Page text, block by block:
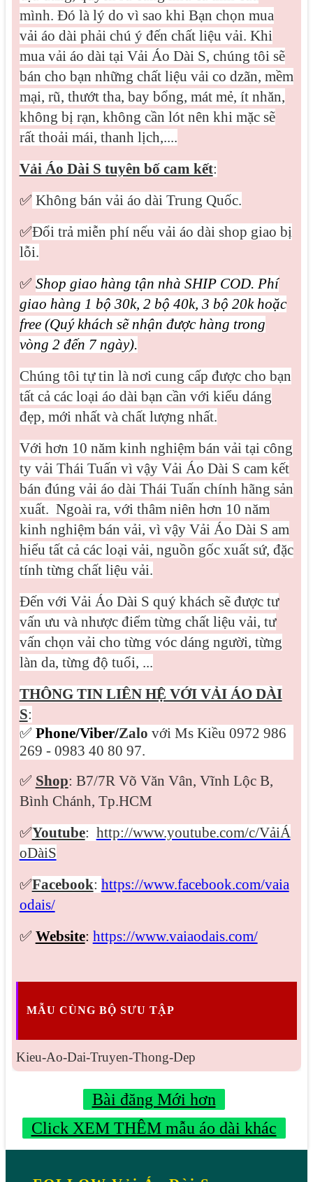
mình. Đó là lý do vì sao khi Bạn chọn mua
vải áo dài phải chú ý đến chất liệu vải. Khi
mua vải áo dài tại Vải Áo Dài S, chúng tôi sẽ
bán cho bạn những chất liệu vải co dzãn, mềm
mại, rũ, thướt tha, bay bổng, mát mẻ, ít nhăn,
không bị rạn, không cần lót nên khi mặc sẽ
rất thoải mái, thanh lịch,....
Vải Áo Dài S tuyên bố cam kết:
✅ Không bán vải áo dài Trung Quốc.
✅Đổi trả miễn phí nếu vải áo dài shop giao bị
lỗi.
✅ Shop giao hàng tận nhà SHIP COD. Phí
giao hàng 1 bộ 30k, 2 bộ 40k, 3 bộ 20k hoặc
free (Quý khách sẽ nhận được hàng trong
vòng 2 đến 7 ngày).
Chúng tôi tự tin là nơi cung cấp được cho bạn
tất cả các loại áo dài bạn cần với kiểu dáng
đẹp, mới nhất và chất lượng nhất.
Với hơn 10 năm kinh nghiệm bán vải tại công
ty vải Thái Tuấn vì vậy Vải Áo Dài S cam kết
bán đúng vải áo dài Thái Tuấn chính hãng sản
xuất. Ngoài ra, với thâm niên hơn 10 năm
kinh nghiệm bán vải, vì vậy Vải Áo Dài S am
hiểu tất cả các loại vải, nguồn gốc xuất sứ, đặc
tính từng chất liệu vải.
Đến với Vải Áo Dài S quý khách sẽ được tư
vấn ưu và nhược điểm từng chất liệu vải, tư
vấn chọn vải cho từng vóc dáng người, từng
làn da, từng độ tuổi, ...
THÔNG TIN LIÊN HỆ VỚI VẢI ÁO DÀI
S:
✅ Phone/Viber/Zalo với Ms Kiều 0972 986
269 - 0983 40 80 97.
✅ Shop: B7/7R Võ Văn Vân, Vĩnh Lộc B,
Bình Chánh, Tp.HCM
✅Youtube: http://www.youtube.com/c/VảiÁ
oDàiS
✅Facebook: https://www.facebook.com/vaia
odais/
✅ Website: https://www.vaiaodais.com/
MẪU CÙNG BỘ SƯU TẬP
Kieu-Ao-Dai-Truyen-Thong-Dep
Bài đăng Mới hơn
Click XEM THÊM mẫu áo dài khác